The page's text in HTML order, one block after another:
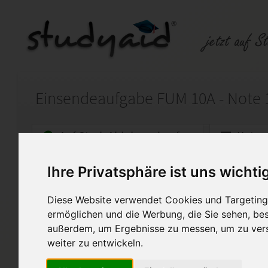
Ihre Privatsphäre ist uns
Diese Website verwendet Cookies und
ermöglichen und die Werbung, die Sie sehen,
außerdem, um Ergebnisse zu messen, um zu
weiter zu entwickeln.
Auf StudyAid.de verkaufen
Startseite Finanzwesen
FUM 10A - Führung und
Lösung zur Einsendeaufgabe
Die Arbeit wurde mit der